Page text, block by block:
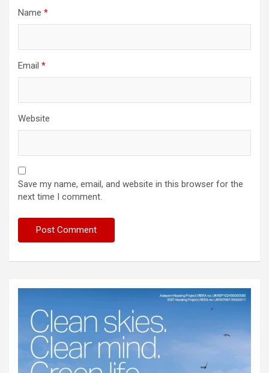
Name *
Email *
Website
Save my name, email, and website in this browser for the
next time I comment.